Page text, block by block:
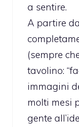
a sentire.
A partire
(sempre
tavolino:
immagini
molti mesi
gente